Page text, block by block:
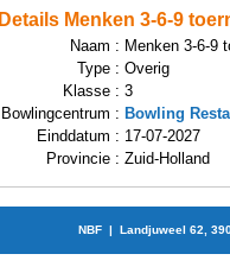
Details Menken 3-6-9
Naam : Menken 3-6-9
Type : Overig
Klasse : 3
Bowlingcentrum : Bowling
Einddatum : 17-07-2027
Provincie : Zuid-Holland
NBF | Landjuweel 62,